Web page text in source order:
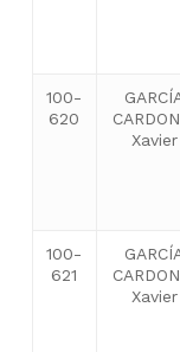
100-
620
Xavier
100-
621
Xavier